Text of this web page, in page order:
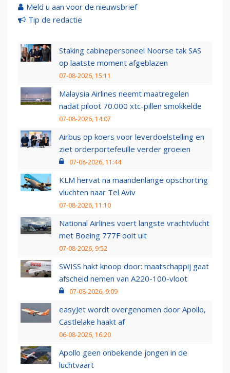
Meld u aan voor de nieuwsbrief
Tip de redactie
Staking cabinepersoneel Noorse tak SAS
op laatste moment afgeblazen
07-08-2026, 15:11
Malaysia Airlines neemt maatregelen
nadat piloot 70.000 xtc-pillen smokkelde
07-08-2026, 14:07
Airbus op koers voor leverdoelstelling en
ziet orderportefeuille verder groeien
07-08-2026, 11:44
KLM hervat na maandenlange opschorting
vluchten naar Tel Aviv
07-08-2026, 11:10
National Airlines voert langste vrachtvlucht
met Boeing 777F ooit uit
07-08-2026, 9:52
SWISS hakt knoop door: maatschappij gaat
afscheid nemen van A220-100-vloot
07-08-2026, 9:09
easyJet wordt overgenomen door Apollo,
Castlelake haakt af
06-08-2026, 16:20
Apollo geen onbekende jongen in de
luchtvaart